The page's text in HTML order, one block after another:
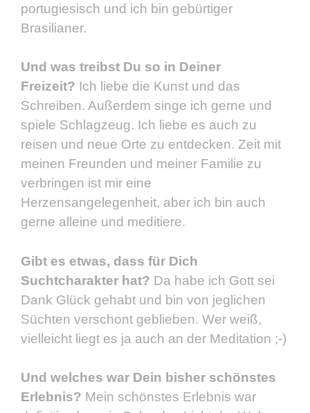
portugiesisch und ich bin gebürtiger
Brasilianer.
Und was treibst Du so in Deiner
Freizeit? Ich liebe die Kunst und das
Schreiben. Außerdem singe ich gerne und
spiele Schlagzeug. Ich liebe es auch zu
reisen und neue Orte zu entdecken. Zeit mit
meinen Freunden und meiner Familie zu
verbringen ist mir eine
Herzensangelegenheit, aber ich bin auch
gerne alleine und meditiere.
Gibt es etwas, dass für Dich
Suchtcharakter hat? Da habe ich Gott sei
Dank Glück gehabt und bin von jeglichen
Süchten verschont geblieben. Wer weiß,
vielleicht liegt es ja auch an der Meditation ;-)
Und welches war Dein bisher schönstes
Erlebnis? Mein schönstes Erlebnis war